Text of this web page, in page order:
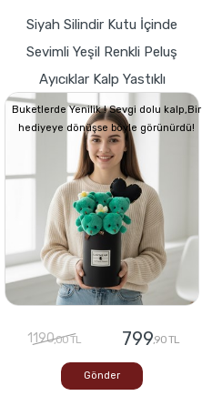
Siyah Silindir Kutu İçinde
Sevimli Yeşil Renkli Peluş
Ayıcıklar Kalp Yastıklı
Buketlerde Yenilik ! Sevgi dolu kalp,Bir
hediyeye dönüşse böyle görünürdü!
1190,00 TL 799,90 TL
Gönder